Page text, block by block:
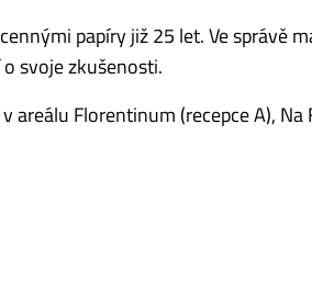
papíry již 25 let. Ve správě
svoje zkušenosti.
areálu Florentinum (recepce A),